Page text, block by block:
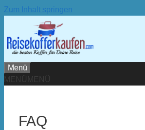
Zum Inhalt springen
Menü
MENÜ
MENÜ
FAQ